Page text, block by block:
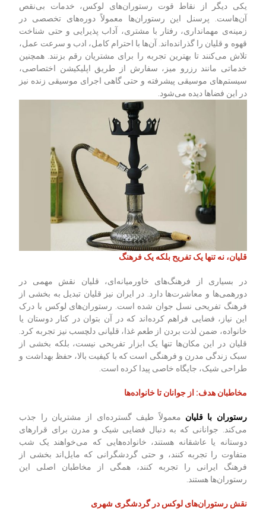
یکی دیگر از نقاط قوت رستوران‌های لوکس، خدمات بی‌نقص
آن‌هاست. پرسنل این رستوران‌ها معمولاً دوره‌های تخصصی در
زمینه‌ی مهمانداری، رفتار با مشتری، آداب پذیرایی و حتی شناخت
قهوه و قلیان را گذرانده‌اند. آن‌ها با احترام کامل، ادب و سرعت عمل،
تلاش می‌کنند تا بهترین تجربه را برای مشتریان رقم بزنند. همچنین
خدماتی مانند رزرو میز، سفارش از طریق اپلیکیشن اختصاصی،
سیستم‌های موسیقی پیشرفته و حتی گاهی اجرای موسیقی زنده نیز
در این فضاها دیده می‌شود.
قلیان، نه تنها یک تفریح بلکه یک فرهنگ
در بسیاری از فرهنگ‌های خاورمیانه‌ای، قلیان نقش مهمی در
دورهمی‌ها و معاشرت‌ها دارد. در ایران نیز قلیان تبدیل به بخشی از
فرهنگ تفریحی نسل جوان شده است. رستوران‌های لوکس با درک
این نیاز، فضایی فراهم کرده‌اند که در آن بتوان در کنار دوستان یا
خانواده، ضمن لذت بردن از طعم غذا، قلیانی دلچسب نیز تجربه کرد.
قلیان در این مکان‌ها تنها یک ابزار تفریحی نیست، بلکه بخشی از
سبک زندگی مدرن و فرهنگی است که با کیفیت بالا، حفظ بهداشت و
طراحی شیک، جایگاه خاصی پیدا کرده است.
مخاطبان هدف: از جوانان تا خانواده‌ها
رستوران‌ با قلیان معمولاً طیف گسترده‌ای از مشتریان را جذب
می‌کند. جوانانی که به دنبال فضایی شیک و مدرن برای قرارهای
دوستانه یا عاشقانه هستند، خانواده‌هایی که می‌خواهند یک شب
متفاوت را تجربه کنند، و حتی گردشگرانی که مایل‌اند بخشی از
فرهنگ ایرانی را تجربه کنند، همگی از مخاطبان اصلی این
رستوران‌ها هستند.
نقش رستوران‌های لوکس در گردشگری شهری